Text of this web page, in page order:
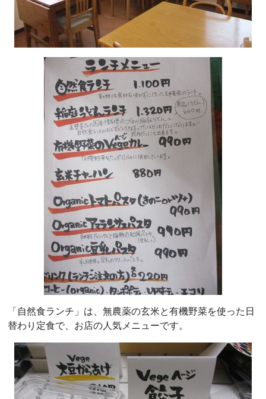
「自然食ランチ」は、無農薬の玄米と有機野菜を使った日
替わり定食で、お店の人気メニューです。